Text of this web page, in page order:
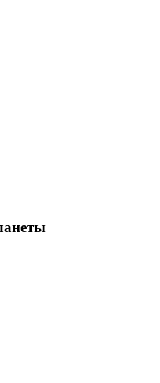
обо всем в мире!